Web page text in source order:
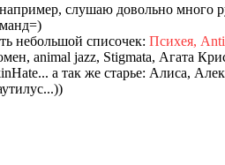
слушаю довольно много
небольшой списочек: Психея,
animal jazz, Stigmata, Агата
а так же старье: Алиса,